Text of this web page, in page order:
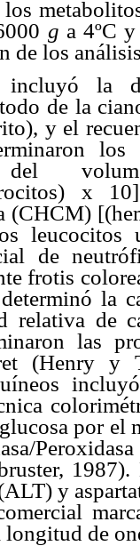
g a 4ºC
de los
incluyó la
de la
y el
del
x
(CHCM)
leucocitos
de
frotis
la
relativa de
las
(Henry y
por el
y
longitud de